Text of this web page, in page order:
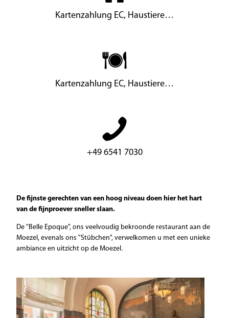
Kartenzahlung EC, Haustiere…
Kartenzahlung EC, Haustiere…
+49 6541 7030
De fijnste gerechten van een hoog niveau doen hier het hart
van de fijnproever sneller slaan.
De "Belle Epoque", ons veelvoudig bekroonde restaurant aan de
Moezel, evenals ons "Stübchen", verwelkomen u met een unieke
ambiance en uitzicht op de Moezel.